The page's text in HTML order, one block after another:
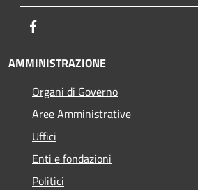
AMMINISTRAZIONE
Organi di Governo
Aree Amministrative
Uffici
Enti e fondazioni
Politici